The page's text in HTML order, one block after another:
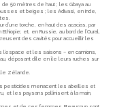
50 mètres de haut ; les Gbaya au
et beiges ; les Adivasi, en Inde,
torche, en haut des acacias, par
et, en Russie, au bord de l’Oural,
des cavités pour accueillir les
l’espace et les saisons – en camions,
déposant d’île en île leurs ruches sur
Zélande.
pesticides menacent les abeilles et
et les paysans pollinisent à la main,